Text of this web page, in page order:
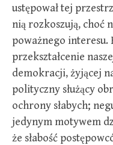
ustępował tej
nią rozkoszują, choć
poważnego interesu.
przekształcenie
demokracji, żyjącej
polityczny służący
ochrony słabych;
jedynym motywem
że słabość